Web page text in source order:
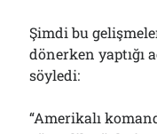
Şimdi bu
dönerken yaptığı
söyledi:
“Amerikalı